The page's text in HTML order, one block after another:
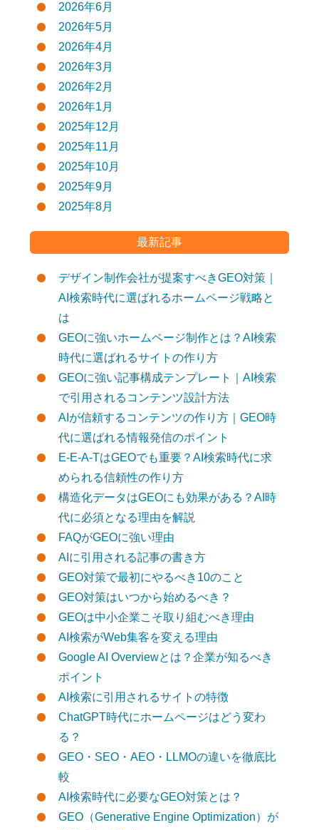
2026年6月
2026年5月
2026年4月
2026年3月
2026年2月
2026年1月
2025年12月
2025年11月
2025年10月
2025年9月
2025年8月
最新記事
デザイン制作会社が提案すべきGEO対策｜
AI検索時代に選ばれるホームページ戦略と
は
GEOに強いホームページ制作とは？AI検索
時代に選ばれるサイトの作り方
GEOに強い記事構成テンプレート｜AI検索
で引用されるコンテンツ設計方法
AIが信頼するコンテンツの作り方｜GEO時
代に選ばれる情報発信のポイント
E-E-A-TはGEOでも重要？AI検索時代に求
められる信頼性の作り方
構造化データはGEOにも効果がある？AI時
代に必須となる理由を解説
FAQがGEOに強い理由
AIに引用される記事の書き方
GEO対策で最初にやるべき10のこと
GEO対策はいつから始めるべき？
GEOは中小企業こそ取り組むべき理由
AI検索がWeb集客を変える理由
Google AI Overviewとは？企業が知るべき
ポイント
AI検索に引用されるサイトの特徴
ChatGPT時代にホームページはどう変わ
る？
GEO・SEO・AEO・LLMOの違いを徹底比
較
AI検索時代に必要なGEO対策とは？
GEO（Generative Engine Optimization）が